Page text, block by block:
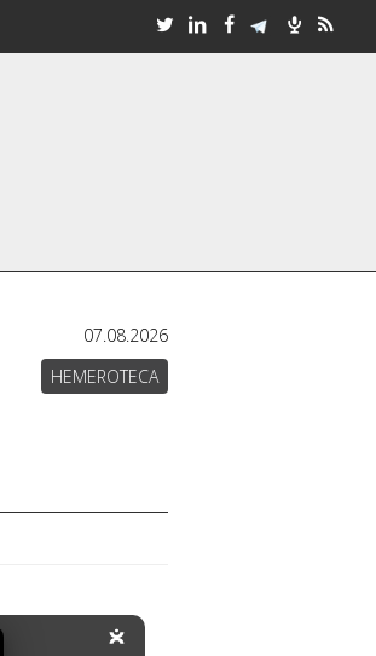
07.08.2026
HEMEROTECA